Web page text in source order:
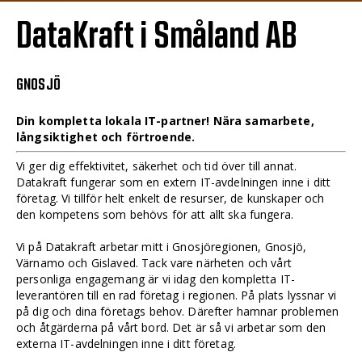
DataKraft i Småland AB
GNOSJÖ
Din kompletta lokala IT-partner! Nära samarbete,
långsiktighet och förtroende.
Vi ger dig effektivitet, säkerhet och tid över till annat.
Datakraft fungerar som en extern IT-avdelningen inne i ditt
företag. Vi tillför helt enkelt de resurser, de kunskaper och
den kompetens som behövs för att allt ska fungera.
Vi på Datakraft arbetar mitt i Gnosjöregionen, Gnosjö,
Värnamo och Gislaved. Tack vare närheten och vårt
personliga engagemang är vi idag den kompletta IT-
leverantören till en rad företag i regionen. På plats lyssnar vi
på dig och dina företags behov. Därefter hamnar problemen
och åtgärderna på vårt bord. Det är så vi arbetar som den
externa IT-avdelningen inne i ditt företag.